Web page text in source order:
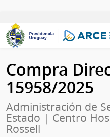
Compra
15958/2025
Administración de
Estado | Centro
Rossell